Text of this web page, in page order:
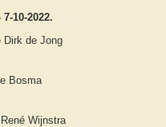
10-2022.
Dirk de Jong
Bosma
Wijnstra